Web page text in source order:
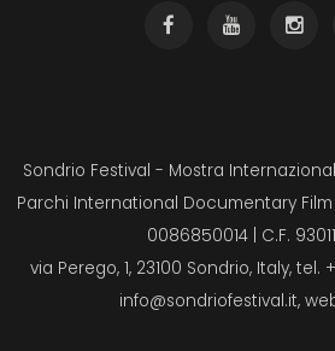
Sondrio Festival - Mostra
Parchi International Documentary Film
0086850014 | C.F.
via Perego, 1, 23100 Sondrio, Italy,
info@sondriofestival.it,